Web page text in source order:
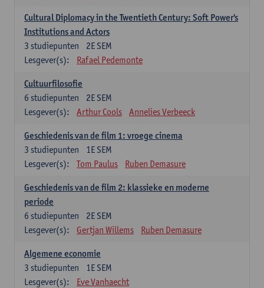
Cultural Diplomacy in the Twentieth Century: Soft Power's
Institutions and Actors
2E SEM
3 studiepunten
Lesgever(s):
Rafael Pedemonte
Cultuurfilosofie
2E SEM
6 studiepunten
Lesgever(s):
Arthur Cools Annelies Verbeeck
Geschiedenis van de film 1: vroege cinema
1E SEM
3 studiepunten
Lesgever(s):
Tom Paulus Ruben Demasure
Geschiedenis van de film 2: klassieke en moderne
periode
2E SEM
6 studiepunten
Lesgever(s):
Gertjan Willems Ruben Demasure
Algemene economie
1E SEM
3 studiepunten
Lesgever(s):
Eve Vanhaecht